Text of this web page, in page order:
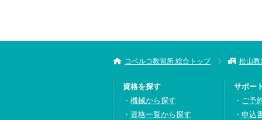
コベルコ教習所 総合トップ 松山教
資格を探す
機械から探す
資格一覧から探す
サポー
ご予
申込